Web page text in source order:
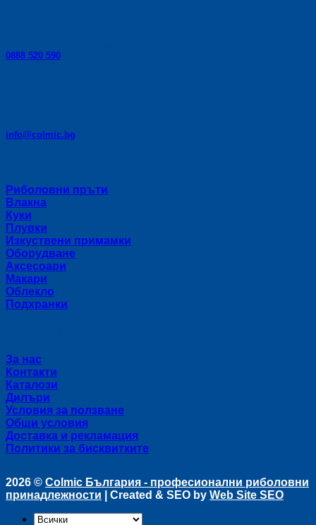
0888 520 590
info@colmic.bg
Риболовни пръти
Влакна
Куки
Плувки
Изкуствени примамки
Оборудване
Аксесоари
Макари
Облекло
Подхранки
За нас
Контакти
Каталози
Дилъри
Условия за ползване
Общи условия
Доставка и рекламация
Политики за бисквитките
2026 © Colmic България - професионални риболовни
принадлежности | Created & SEO by Web Site SEO